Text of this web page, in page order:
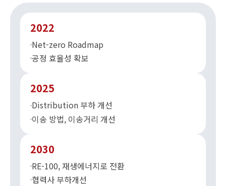
2022
Net-zero Roadmap
공정 효율성 확보
2025
Distribution 부하 개선
이송 방법, 이송거리 개선
2030
RE-100, 재생에너지로 전환
협력사 부하개선